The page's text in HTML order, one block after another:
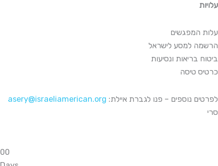
עלויות
עלות המפגשים
הרשמה למסע לישראל
ביטוח בריאות ונסיעות
כרטיס טיסה
asery@israeliamerican.org :לפרטים נוספים – פנו לגברת איילת
סרי
00